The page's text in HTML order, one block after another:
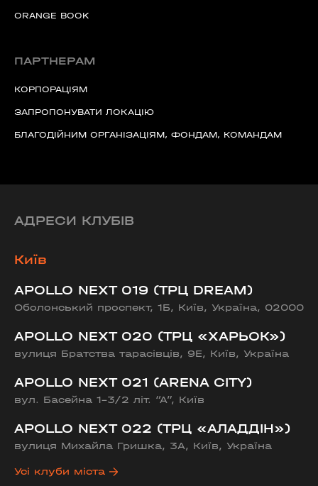
хв
Наше право на життя, свободу та
ORANGE BOOK
ПАРТНЕРАМ
КОРПОРАЦІЯМ
ЗАПРОПОНУВАТИ ЛОКАЦІЮ
БЛАГОДІЙНИМ ОРГАНІЗАЦІЯМ, ФОНДАМ, КОМАНДАМ
АДРЕСИ КЛУБІВ
Київ
APOLLO NEXT 019 (ТРЦ DREAM)
Оболонський проспект, 1Б, Київ, Україна, 02000
APOLLO NEXT 020 (ТРЦ «ХАРЬОК»)
вулиця Братства тарасівців, 9Е, Київ, Україна
APOLLO NEXT 021 (ARENA CITY)
вул. Басейна 1-3/2 літ. “А”, Київ
APOLLO NEXT 022 (ТРЦ «АЛАДДІН»)
вулиця Михайла Гришка, 3А, Київ, Україна
Усі клуби міста